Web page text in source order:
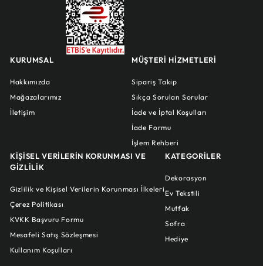
KURUMSAL
Hakkımızda
Mağazalarımız
İletişim
MÜŞTERİ HİZMETLERİ
Sipariş Takip
Sıkça Sorulan Sorular
İade ve İptal Koşulları
İade Formu
İşlem Rehberi
KİŞİSEL VERİLERİN KORUNMASI VE
GİZLİLİK
Gizlilik ve Kişisel Verilerin Korunması İlkeleri
Çerez Politikası
KVKK Başvuru Formu
Mesafeli Satış Sözleşmesi
Kullanım Koşulları
KATEGORİLER
Dekorasyon
Ev Tekstili
Mutfak
Sofra
Hediye